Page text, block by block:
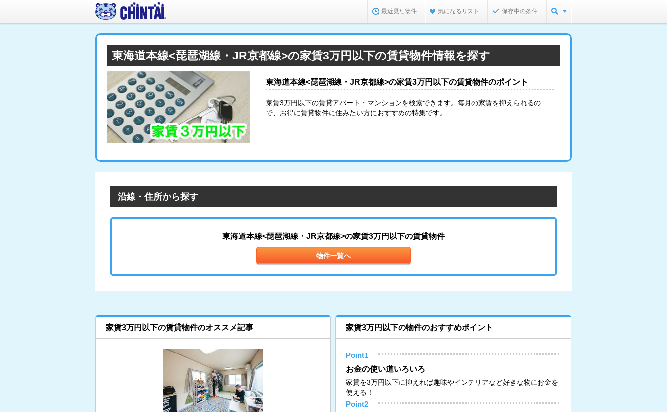
最近見た物件 気になるリスト 保存中の条件
東海道本線<琵琶湖線・JR京都線>の家賃3万円以下の賃貸物件情報を探す
東海道本線<琵琶湖線・JR京都線>の家賃3万円以下の賃貸物件のポイント
家賃3万円以下の賃貸アパート・マンションを検索できます。毎月の家賃を抑えられるの
で、お得に賃貸物件に住みたい方におすすめの特集です。
沿線・住所から探す
東海道本線<琵琶湖線・JR京都線>の家賃3万円以下の賃貸物件
物件一覧へ
家賃3万円以下の賃貸物件のオススメ記事 家賃3万円以下の物件のおすすめポイント
Point1
お金の使い道いろいろ
家賃を3万円以下に抑えれば趣味やインテリアなど好きな物にお金を
使える！
Point2